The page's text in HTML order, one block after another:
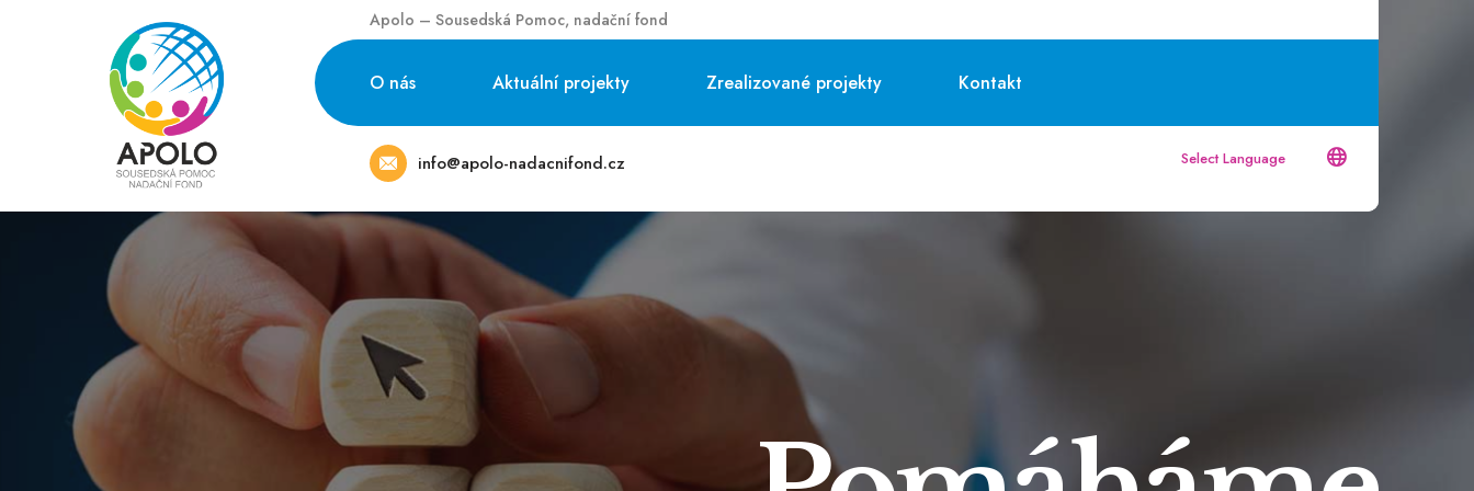
Apolo – Sousedská Pomoc, nadační fond
O nás Aktuální projekty Zrealizované projekty Kontakt
info@apolo-nadacnifond.cz